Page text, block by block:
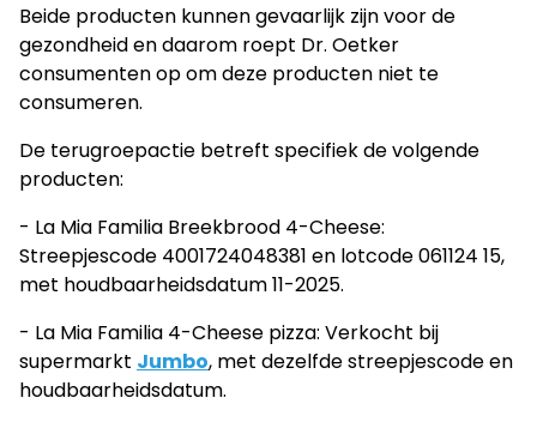
Beide producten kunnen gevaarlijk zijn voor de
gezondheid en daarom roept Dr. Oetker
consumenten op om deze producten niet te
consumeren.
De terugroepactie betreft specifiek de volgende
producten:
- La Mia Familia Breekbrood 4-Cheese:
Streepjescode 4001724048381 en lotcode 061124 15,
met houdbaarheidsdatum 11-2025.
- La Mia Familia 4-Cheese pizza: Verkocht bij
supermarkt Jumbo, met dezelfde streepjescode en
houdbaarheidsdatum.